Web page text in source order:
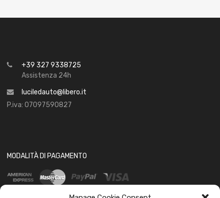
+39 327 9338725
Assistenza 24h
luciledauto@libero.it
P.iva: 07097590827
MODALITÀ DI PAGAMENTO